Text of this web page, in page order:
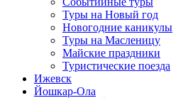
Туры на Новый год
Новогодние каникулы
Туры на Масленицу
Майские праздники
Туристические поезда
Ижевск
Йошкар-Ола